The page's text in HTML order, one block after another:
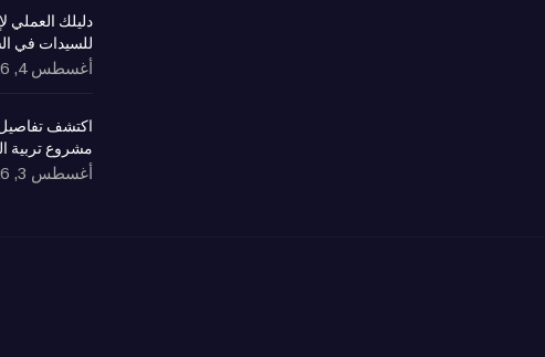
دليلك
للسيدات في
أغسطس 4, 2026
اكتشف
مشروع تربية
أغسطس 3, 2026